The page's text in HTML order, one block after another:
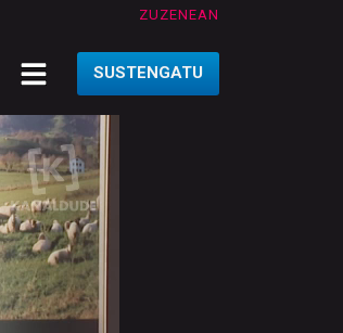
ZUZENEAN
SUSTENGATU